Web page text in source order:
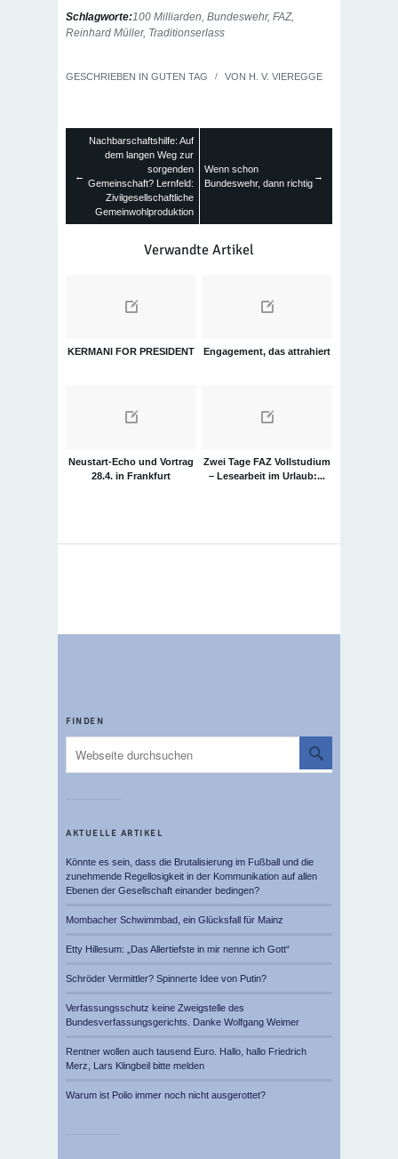
Schlagworte:100 Milliarden, Bundeswehr, FAZ,
Reinhard Müller, Traditionserlass
GESCHRIEBEN IN GUTEN TAG / VON H. V. VIEREGGE
←
Nachbarschaftshilfe: Auf
dem langen Weg zur
sorgenden
Gemeinschaft? Lernfeld:
Zivilgesellschaftliche
Gemeinwohlproduktion
Wenn schon
Bundeswehr, dann richtig
→
Verwandte Artikel
KERMANI FOR PRESIDENT Engagement, das attrahiert
Neustart-Echo und Vortrag
28.4. in Frankfurt
Zwei Tage FAZ Vollstudium
– Lesearbeit im Urlaub:...
FINDEN
AKTUELLE ARTIKEL
Könnte es sein, dass die Brutalisierung im Fußball und die
zunehmende Regellosigkeit in der Kommunikation auf allen
Ebenen der Gesellschaft einander bedingen?
Mombacher Schwimmbad, ein Glücksfall für Mainz
Etty Hillesum: „Das Allertiefste in mir nenne ich Gott“
Schröder Vermittler? Spinnerte Idee von Putin?
Verfassungsschutz keine Zweigstelle des
Bundesverfassungsgerichts. Danke Wolfgang Weimer
Rentner wollen auch tausend Euro. Hallo, hallo Friedrich
Merz, Lars Klingbeil bitte melden
Warum ist Polio immer noch nicht ausgerottet?